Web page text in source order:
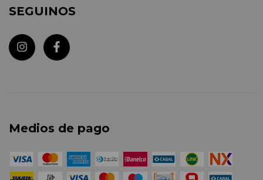
SEGUINOS
Medios de pago